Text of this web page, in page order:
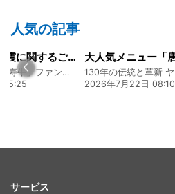
人気の記事
令和8年熊本地震に関するご報告
熊本 あか牛「延寿牛」ファンド2026
15:25
2026年7月22日 08:10
サービス